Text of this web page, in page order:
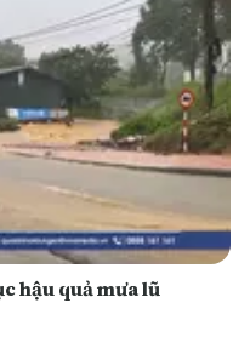
hậu quả mưa lũ